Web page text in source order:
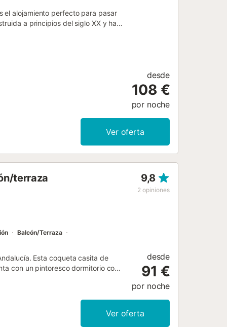
el alojamiento perfecto para pasar
a principios del siglo XX y ha
desde
108 €
por noche
Ver oferta
terraza 9,8
2 opiniones
Balcón/Terraza
Esta coqueta casita de
con un pintoresco dormitorio con
La zona exterior, incluida la
alojamientos del complejo....
desde
91 €
por noche
Ver oferta